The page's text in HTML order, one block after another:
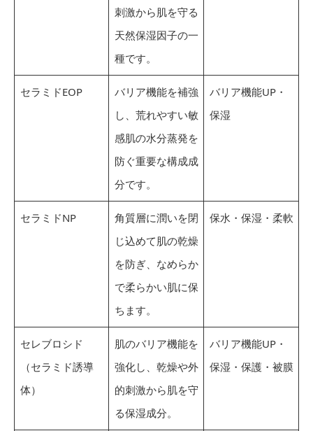
刺激から肌を守る
天然保湿因子の一
種です。
セラミドEOP
バリア機能を補強
し、荒れやすい敏
感肌の水分蒸発を
防ぐ重要な構成成
分です。
バリア機能UP・
保湿
セラミドNP
角質層に潤いを閉
じ込めて肌の乾燥
を防ぎ、なめらか
で柔らかい肌に保
ちます。
保水・保湿・柔軟
セレブロシド
（セラミド誘導
体）
肌のバリア機能を
強化し、乾燥や外
的刺激から肌を守
る保湿成分。
バリア機能UP・
保湿・保護・被膜